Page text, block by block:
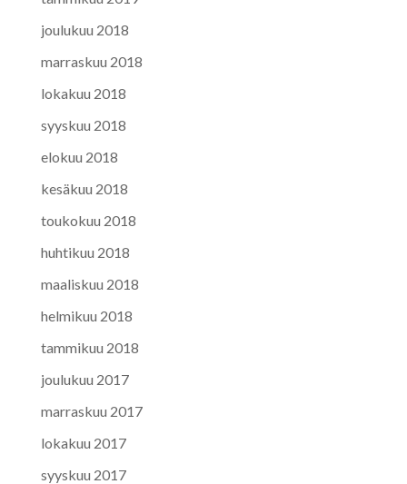
joulukuu 2018
marraskuu 2018
lokakuu 2018
syyskuu 2018
elokuu 2018
kesäkuu 2018
toukokuu 2018
huhtikuu 2018
maaliskuu 2018
helmikuu 2018
tammikuu 2018
joulukuu 2017
marraskuu 2017
lokakuu 2017
syyskuu 2017